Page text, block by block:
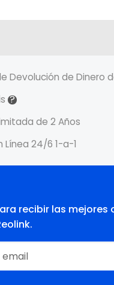
Devolución de Dinero
?
de 2 Años
Línea 24/6 1-a-1
recibir las mejores